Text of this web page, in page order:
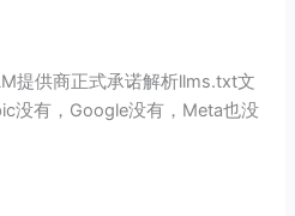
提供商正式承诺解析llms.txt文
没有，Google没有，Meta也没